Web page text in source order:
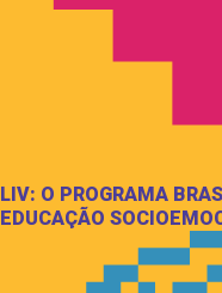
LIV: O PROGRAMA
EDUCAÇÃO